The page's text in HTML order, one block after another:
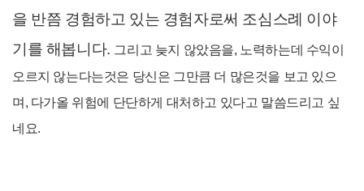
을 반쯤 경험하고 있는 경험자로써 조심스례 이야
기를 해봅니다. 그리 고 늦지 않았음을, 노력하는데 수익이
오르지 않는다는것은 당신은 그만큼 더 많은것을 보고 있으
며, 다가올 위험에 단단하게 대처하고 있다고 말씀드리고 싶
네요.